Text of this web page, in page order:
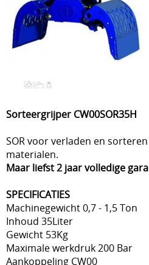
Sorteergrijper CW00SOR35H
SOR voor verladen en
materialen.
Maar liefst 2 jaar volledige
SPECIFICATIES
Machinegewicht 0,7 - 1,5 Ton
Inhoud 35Liter
Gewicht 53Kg
Maximale werkdruk 200 Bar
Aankoppeling CW00